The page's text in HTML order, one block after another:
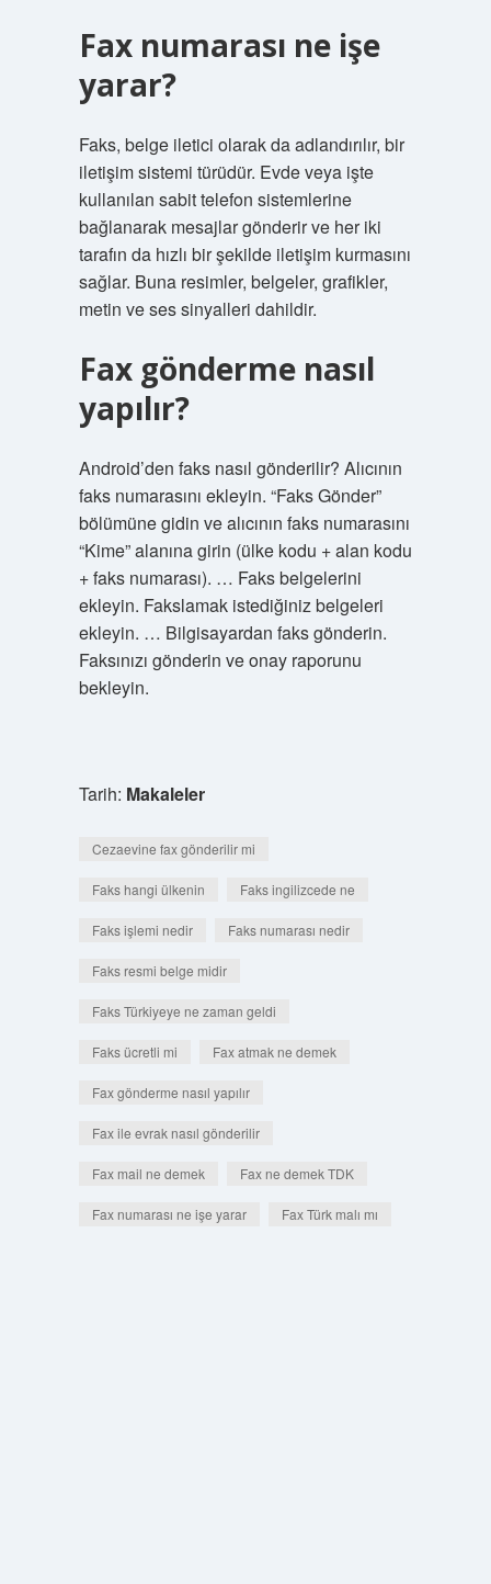
Fax numarası ne işe
yarar?
Faks, belge iletici olarak da adlandırılır, bir
iletişim sistemi türüdür. Evde veya işte
kullanılan sabit telefon sistemlerine
bağlanarak mesajlar gönderir ve her iki
tarafın da hızlı bir şekilde iletişim kurmasını
sağlar. Buna resimler, belgeler, grafikler,
metin ve ses sinyalleri dahildir.
Fax gönderme nasıl
yapılır?
Android’den faks nasıl gönderilir? Alıcının
faks numarasını ekleyin. “Faks Gönder”
bölümüne gidin ve alıcının faks numarasını
“Kime” alanına girin (ülke kodu + alan kodu
+ faks numarası). … Faks belgelerini
ekleyin. Fakslamak istediğiniz belgeleri
ekleyin. … Bilgisayardan faks gönderin.
Faksınızı gönderin ve onay raporunu
bekleyin.
Tarih: Makaleler
Cezaevine fax gönderilir mi
Faks hangi ülkenin Faks ingilizcede ne
Faks işlemi nedir Faks numarası nedir
Faks resmi belge midir
Faks Türkiyeye ne zaman geldi
Faks ücretli mi Fax atmak ne demek
Fax gönderme nasıl yapılır
Fax ile evrak nasıl gönderilir
Fax mail ne demek Fax ne demek TDK
Fax numarası ne işe yarar Fax Türk malı mı